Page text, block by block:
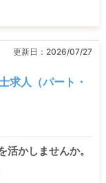
更新日： 2026/07/27
求人（パート・
かしませんか。